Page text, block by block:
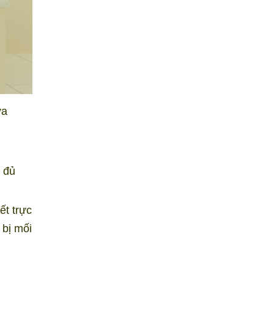
đủ
trực
mối